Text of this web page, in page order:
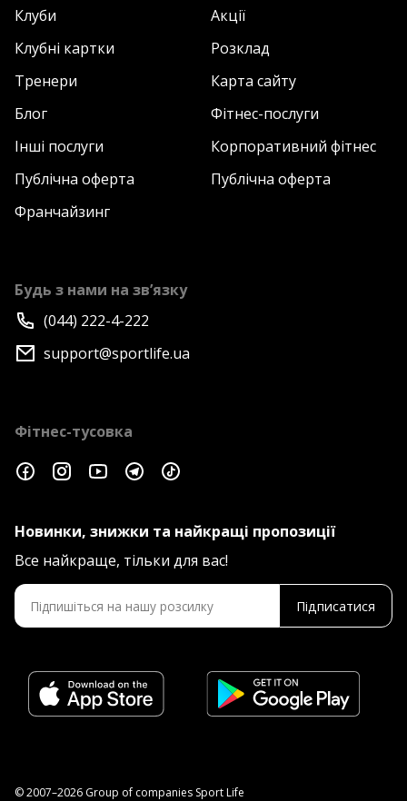
Клуби
Акції
Клубні картки
Розклад
Тренери
Карта сайту
Блог
Фітнес-послуги
Інші послуги
Корпоративний фітнес
Публічна оферта
Публічна оферта
Франчайзинг
Будь з нами на зв’язку
(044) 222-4-222
support@sportlife.ua
Фітнес-тусовка
Новинки, знижки та найкращі пропозиції
Все найкраще, тільки для вас!
Підписатися
© 2007–2026 Group of companies Sport Life